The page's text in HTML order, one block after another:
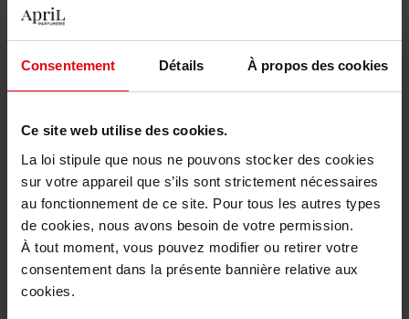
Consentement Détails À propos des cookies
Ce site web utilise des cookies.
La loi stipule que nous ne pouvons stocker des cookies
sur votre appareil que s’ils sont strictement nécessaires
au fonctionnement de ce site. Pour tous les autres types
de cookies, nous avons besoin de votre permission.
À tout moment, vous pouvez modifier ou retirer votre
consentement dans la présente bannière relative aux
cookies.
Gratis levering bij aankoop van min. 55€
Gratis verpakking
Beschrijving